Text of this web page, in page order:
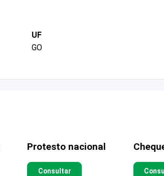
UF
GO
Protesto nacional
Consultar